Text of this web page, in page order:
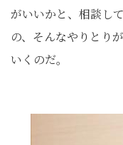
がいいかと、相談し
の、そんなやりとり
いくのだ。